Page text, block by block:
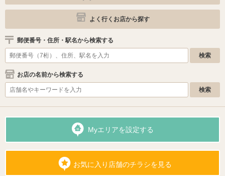
よく行くお店から探す
郵便番号・住所・駅名から検索する
お店の名前から検索する
Myエリアを設定する
お気に入り店舗のチラシを見る